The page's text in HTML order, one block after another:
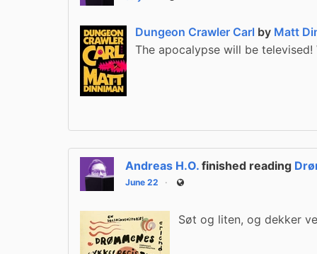
Dungeon Crawler Carl by Matt
The apocalypse will be
Andreas H.O. finished reading
June 22 Public
Søt og liten, og dekker